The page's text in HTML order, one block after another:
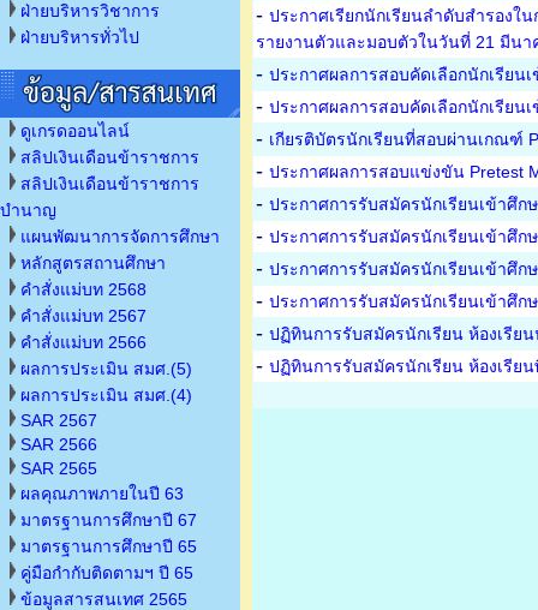
ฝ่ายบริหารวิชาการ
ฝ่ายบริหารทั่วไป
ดูเกรดออนไลน์
สลิปเงินเดือนข้าราชการ
สลิปเงินเดือนข้าราชการ
บำนาญ
แผนพัฒนาการจัดการศึกษา
หลักสูตรสถานศึกษา
คำสั่งแม่บท 2568
คำสั่งแม่บท 2567
คำสั่งแม่บท 2566
ผลการประเมิน สมศ.(5)
ผลการประเมิน สมศ.(4)
SAR 2567
SAR 2566
SAR 2565
ผลคุณภาพภายในปี 63
มาตรฐานการศึกษาปี 67
มาตรฐานการศึกษาปี 65
คู่มือกำกับติดตามฯ ปี 65
ข้อมูลสารสนเทศ 2565
- ประกาศเรียกนักเรียนลำดับสำรองใ
รายงานตัวและมอบตัวในวันที่ 21 มีนา
- ประกาศผลการสอบคัดเลือกนักเรียน
- ประกาศผลการสอบคัดเลือกนักเรียน
- เกียรติบัตรนักเรียนที่สอบผ่านเกณฑ์
- ประกาศผลการสอบแข่งขัน Pretest
- ประกาศการรับสมัครนักเรียนเข้าศึก
- ประกาศการรับสมัครนักเรียนเข้าศึก
- ประกาศการรับสมัครนักเรียนเข้าศึก
- ประกาศการรับสมัครนักเรียนเข้าศึก
- ปฏิทินการรับสมัครนักเรียน ห้องเรีย
- ปฏิทินการรับสมัครนักเรียน ห้องเรีย